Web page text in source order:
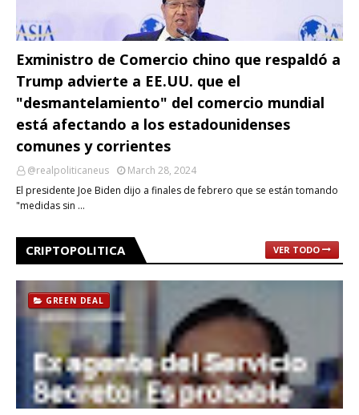
Exministro de Comercio chino que respaldó a
Trump advierte a EE.UU. que el
"desmantelamiento" del comercio mundial
está afectando a los estadounidenses
comunes y corrientes
@realpoliticaneus
March 28, 2024
El presidente Joe Biden dijo a finales de febrero que se están tomando
"medidas sin …
CRIPTOPOLITICA VER TODO
GREEN DEAL